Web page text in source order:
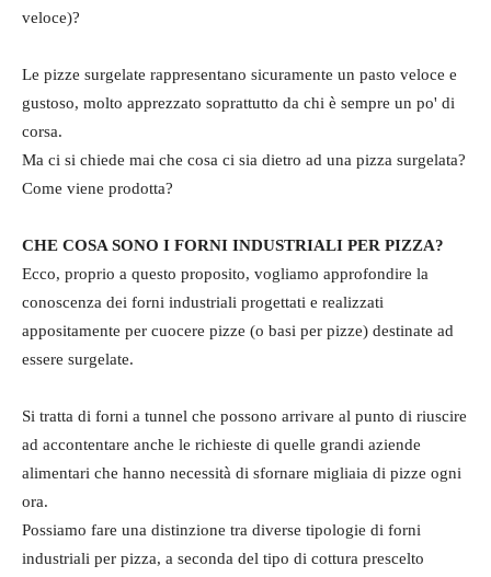
veloce)?
Le pizze surgelate rappresentano sicuramente un pasto veloce e
gustoso, molto apprezzato soprattutto da chi è sempre un po' di
corsa.
Ma ci si chiede mai che cosa ci sia dietro ad una pizza surgelata?
Come viene prodotta?
CHE COSA SONO I FORNI INDUSTRIALI PER PIZZA?
Ecco, proprio a questo proposito, vogliamo approfondire la
conoscenza dei forni industriali progettati e realizzati
appositamente per cuocere pizze (o basi per pizze) destinate ad
essere surgelate.
Si tratta di forni a tunnel che possono arrivare al punto di riuscire
ad accontentare anche le richieste di quelle grandi aziende
alimentari che hanno necessità di sfornare migliaia di pizze ogni
ora.
Possiamo fare una distinzione tra diverse tipologie di forni
industriali per pizza, a seconda del tipo di cottura prescelto